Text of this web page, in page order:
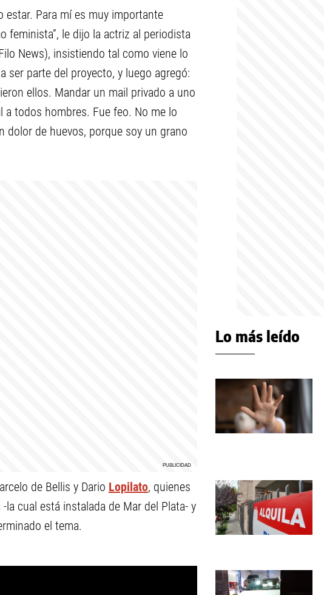
estar. Para mí es muy importante
feminista”, le dijo la actriz al periodista
News), insistiendo tal como viene lo
ser parte del proyecto, y luego agregó:
ellos. Mandar un mail privado a uno
a todos hombres. Fue feo. No me lo
dolor de huevos, porque soy un grano
de Bellis y Dario Lopilato, quienes
cual está instalada de Mar del Plata- y
el tema.
Lo más leído